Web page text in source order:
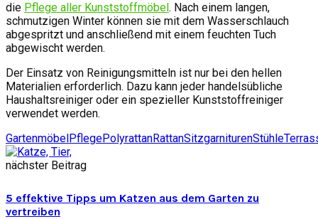
die Pflege aller Kunststoffmöbel. Nach einem langen,
schmutzigen Winter können sie mit dem Wasserschlauch
abgespritzt und anschließend mit einem feuchten Tuch
abgewischt werden.
Der Einsatz von Reinigungsmitteln ist nur bei den hellen
Materialien erforderlich. Dazu kann jeder handelsübliche
Haushaltsreiniger oder ein spezieller Kunststoffreiniger
verwendet werden.
GartenmöbelPflegePolyrattanRattanSitzgarniturenStühle
nächster Beitrag
5 effektive Tipps um Katzen aus dem Garten zu
vertreiben